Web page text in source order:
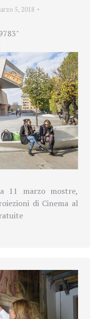
5, 2018
11 marzo mostre,
di Cinema al